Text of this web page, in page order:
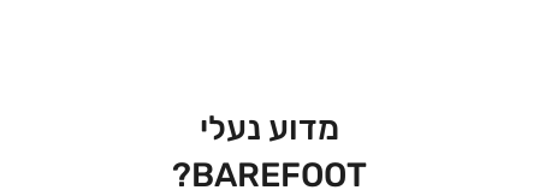
מדוע נעלי
BAREFOOT?